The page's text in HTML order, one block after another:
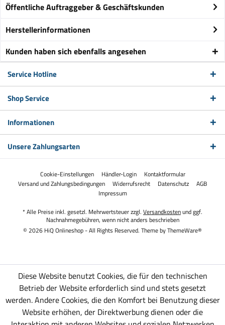
Öffentliche Auftraggeber & Geschäftskunden
Herstellerinformationen
Kunden haben sich ebenfalls angesehen
Service Hotline
Shop Service
Informationen
Unsere Zahlungsarten
Cookie-Einstellungen Händler-Login
Kontaktformular
Versand und Zahlungsbedingungen
Widerrufsrecht Datenschutz
AGB
Impressum
* Alle Preise inkl. gesetzl. Mehrwertsteuer zzgl. Versandkostenund ggf.
Nachnahmegebühren, wenn nicht anders beschrieben
© 2026 HiQ Onlineshop - All Rights Reserved. Theme byThemeWare®
Diese Website benutzt Cookies, die für den technischen
Betrieb der Website erforderlich sind und stets gesetzt
werden. Andere Cookies, die den Komfort bei Benutzung dieser
Website erhöhen, der Direktwerbung dienen oder die